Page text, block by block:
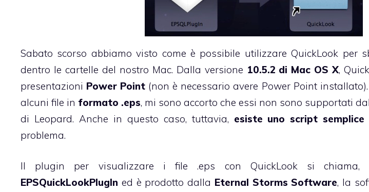
Sabato scorso abbiamo visto come è possibile utilizzare QuickLook per
dentro le cartelle del nostro Mac. Dalla versione 10.5.2 di Mac OS X,
presentazioni Power Point (non è necessario avere Power Point
alcuni file in formato .eps, mi sono accorto che essi non sono supportati
di Leopard. Anche in questo caso, tuttavia, esiste uno script
problema.
Il plugin per visualizzare i file .eps con QuickLook si chiama,
EPSQuickLookPlugIn ed è prodotto dalla Eternal Storms Software, la